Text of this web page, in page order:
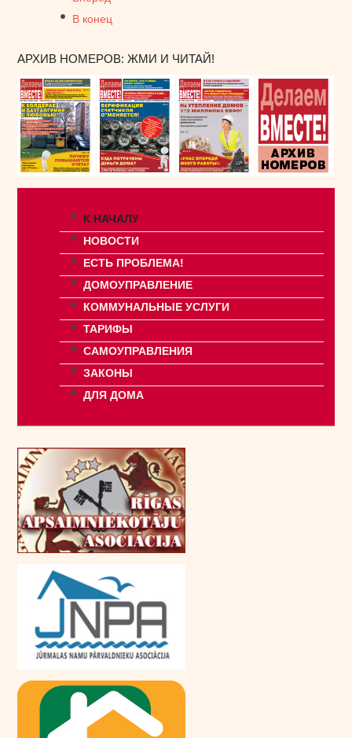
В конец
АРХИВ НОМЕРОВ: ЖМИ И ЧИТАЙ!
К НАЧАЛУ
НОВОСТИ
ЕСТЬ ПРОБЛЕМА!
ДОМОУПРАВЛЕНИЕ
КОММУНАЛЬНЫЕ УСЛУГИ
ТАРИФЫ
САМОУПРАВЛЕНИЯ
ЗАКОНЫ
ДЛЯ ДОМА